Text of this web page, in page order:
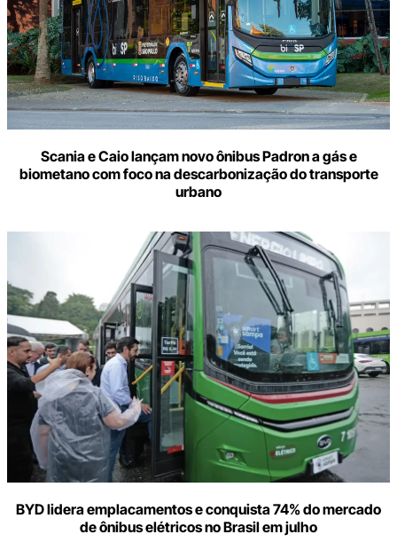
Scania e Caio lançam novo ônibus Padron a gás e
biometano com foco na descarbonização do transporte
urbano
BYD lidera emplacamentos e conquista 74% do mercado
de ônibus elétricos no Brasil em julho